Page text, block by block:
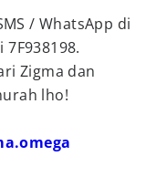
/ WhatsApp di
Zigma dan
lho!